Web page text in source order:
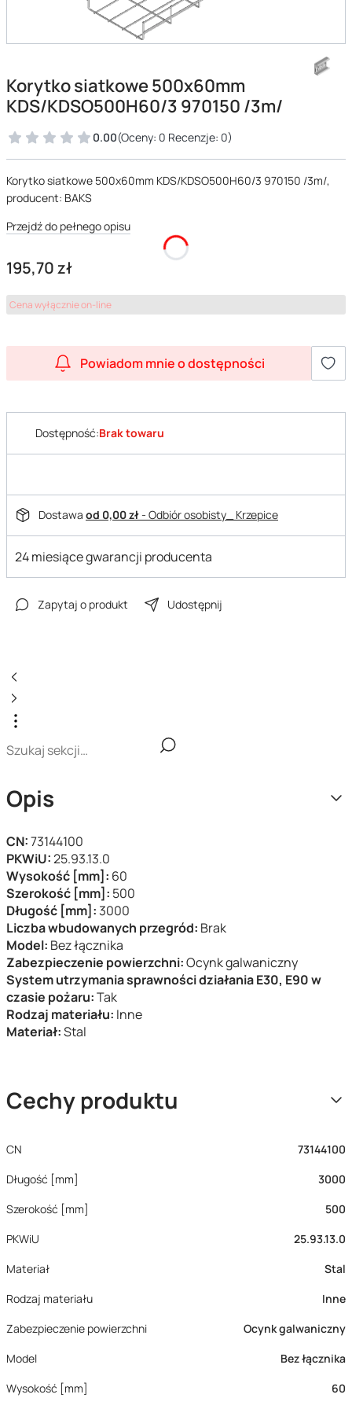
Korytko siatkowe 500x60mm
KDS/KDSO500H60/3 970150 /3m/
0.00(Oceny: 0 Recenzje: 0)
Korytko siatkowe 500x60mm KDS/KDSO500H60/3 970150 /3m/,
producent: BAKS
Przejdź do pełnego opisu
Cena
195,70 zł
Cena wyłącznie on-line
Powiadom mnie o dostępności
Dostępność:Brak towaru
Dostawa od 0,00 zł- Odbiór osobisty_ Krzepice
24 miesiące gwarancji producenta
Zapytaj o produkt Udostępnij
Opis
CN:73144100
PKWiU:25.93.13.0
Wysokość [mm]: 60
Szerokość [mm]: 500
Długość [mm]: 3000
Liczba wbudowanych przegród: Brak
Model: Bez łącznika
Zabezpieczenie powierzchni:Ocynk galwaniczny
System utrzymania sprawności działania E30, E90 w
czasie pożaru:Tak
Rodzaj materiału: Inne
Materiał:Stal
Cechy produktu
CN
73144100
Długość [mm]
3000
Szerokość [mm]
500
PKWiU
25.93.13.0
Materiał
Stal
Rodzaj materiału
Inne
Zabezpieczenie powierzchni
Ocynk galwaniczny
Model
Bez łącznika
Wysokość [mm]
60